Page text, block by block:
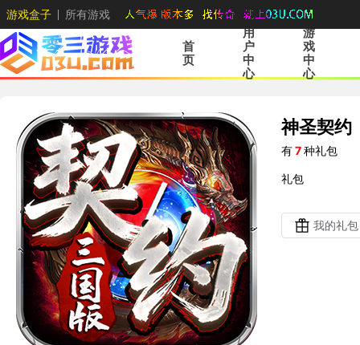
游戏盒子 所有游戏
首
页
用
户
中
心
游
戏
中
心
神圣契约
有7种礼包
礼包
我的礼包